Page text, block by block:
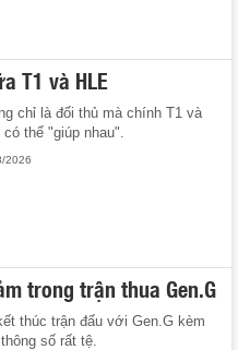
T1 và HLE
chỉ là đối thủ mà chính T1 và
có thể "giúp nhau".
2026
trong trận thua Gen.G
thúc trận đấu với Gen.G kèm
số rất tệ.